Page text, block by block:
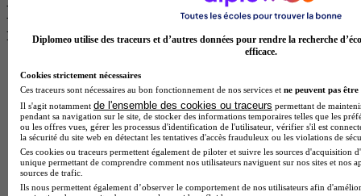
Les intitulés de diplôme par ville les plus
recherchés
Prépa Medecine à Paris
Licence Psychologie à Paris
Master Psychologie à Lyon
Licence Psychologie à Toulouse
Master Psychologie à Lille
Master Psychologie à Montpellier
Master Psychologie à Paris
Master Meef à Lyon
Diplomeo utilise des traceurs et d’autres données pour rendre la recherche
efficace.
Cookies strictement nécessaires
Ces traceurs sont nécessaires au bon fonctionnement de nos services et ne peuvent pas être
Il s'agit notamment de l'ensemble des cookies ou traceurs permettant de
pendant sa navigation sur le site, de stocker des informations temporaires telles que les
ou les offres vues, gérer les processus d'identification de l'utilisateur, vérifier s'il est
la sécurité du site web en détectant les tentatives d'accès frauduleux ou les violations de
Ces cookies ou traceurs permettent également de piloter et suivre les sources d'acquisition
unique permettant de comprendre comment nos utilisateurs naviguent sur nos sites et nos
sources de trafic.
Ils nous permettent également d’observer le comportement de nos utilisateurs afin